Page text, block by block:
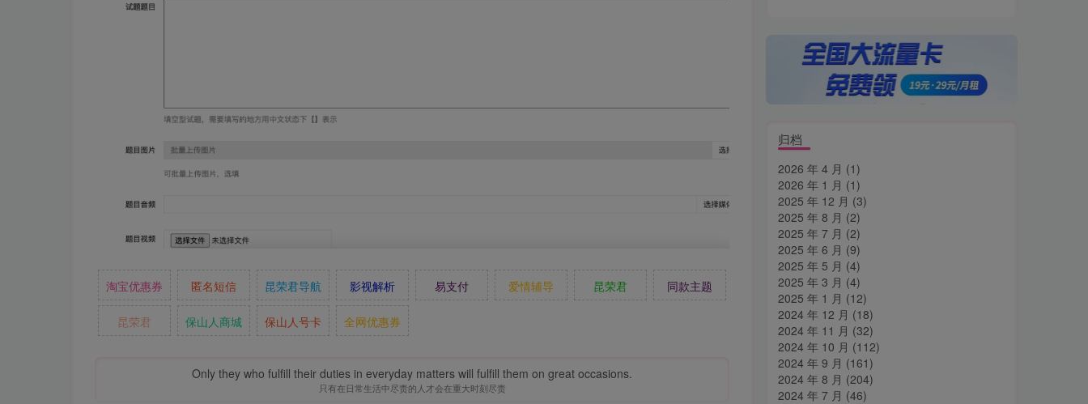
淘宝优惠券 匿名短信 昆荣君导航 影视解析 易支付 爱情辅导 昆荣君 同款主题
昆荣君 保山人商城 保山人号卡 全网优惠券
Only they who fulfill their duties in everyday matters will fulfill them on great occasions.
只有在日常生活中尽责的人才会在重大时刻尽责
归档
2026 年 4 月 (1)
2026 年 1 月 (1)
2025 年 12 月 (3)
2025 年 8 月 (2)
2025 年 7 月 (2)
2025 年 6 月 (9)
2025 年 5 月 (4)
2025 年 3 月 (4)
2025 年 1 月 (12)
2024 年 12 月 (18)
2024 年 11 月 (32)
2024 年 10 月 (112)
2024 年 9 月 (161)
2024 年 8 月 (204)
2024 年 7 月 (46)